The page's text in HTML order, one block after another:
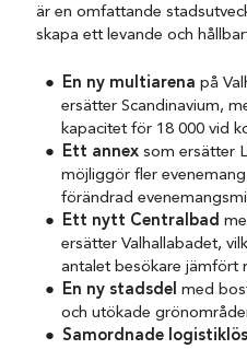
är en omfattande
skapa ett levande och
En ny multiarena på
ersätter Scandinavium,
kapacitet för 18 000 vid
Ett annex som ersätter
möjliggör fler
förändrad
Ett nytt Centralbad
ersätter Valhallabadet,
antalet besökare jämfört
En ny stadsdel med
och utökade
Samordnade